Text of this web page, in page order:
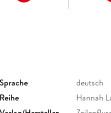
Sprache
deutsch
Reihe
Hannah